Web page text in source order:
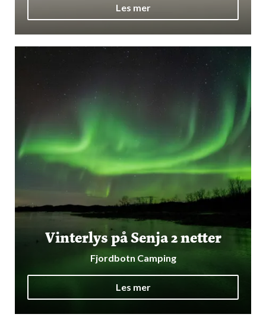
Les mer
Vinterlys på Senja 2 netter
Fjordbotn Camping
Les mer